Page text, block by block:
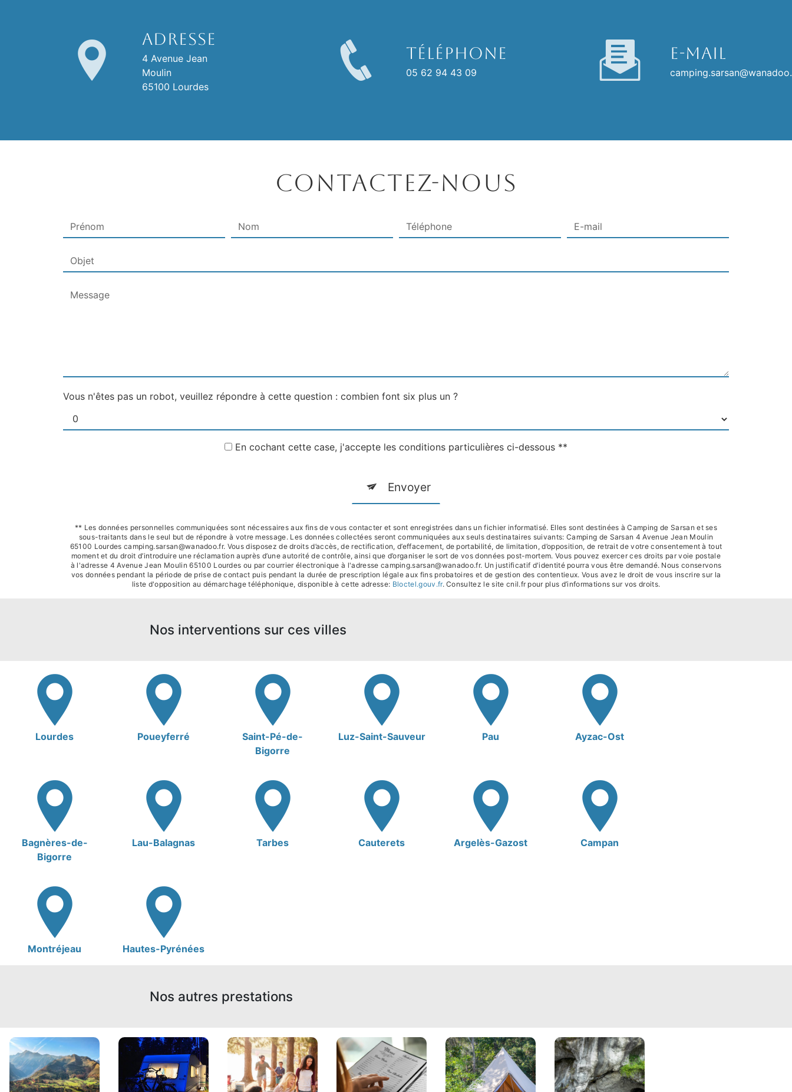
Adresse
4 Avenue Jean
Moulin
65100 Lourdes
Téléphone
05 62 94 43 09
E-mail
Contactez-nous
Vous n'êtes pas un robot, veuillez répondre à cette question : combien font six plus un ?
En cochant cette case, j'accepte les conditions particulières ci-dessous **
Envoyer
** Les données personnelles communiquées sont nécessaires aux fins de vous contacter et sont enregistrées dans un fichier informatisé. Elles sont destinées à Camping de Sarsan et ses
sous-traitants dans le seul but de répondre à votre message. Les données collectées seront communiquées aux seuls destinataires suivants: Camping de Sarsan 4 Avenue Jean Moulin
65100 Lourdes camping.sarsan@wanadoo.fr. Vous disposez de droits d’accès, de rectification, d’effacement, de portabilité, de limitation, d’opposition, de retrait de votre consentement à tout
moment et du droit d’introduire une réclamation auprès d’une autorité de contrôle, ainsi que d’organiser le sort de vos données post-mortem. Vous pouvez exercer ces droits par voie postale
à l'adresse 4 Avenue Jean Moulin 65100 Lourdes ou par courrier électronique à l'adresse camping.sarsan@wanadoo.fr. Un justificatif d'identité pourra vous être demandé. Nous conservons
vos données pendant la période de prise de contact puis pendant la durée de prescription légale aux fins probatoires et de gestion des contentieux. Vous avez le droit de vous inscrire sur la
liste d'opposition au démarchage téléphonique, disponible à cette adresse: Bloctel.gouv.fr. Consultez le site cnil.fr pour plus d’informations sur vos droits.
Nos interventions sur ces villes
Lourdes Poueyferré
Saint-Pé-de-
Bigorre
Luz-Saint-Sauveur Pau Ayzac-Ost
Bagnères-de-
Bigorre
Lau-Balagnas Tarbes Cauterets Argelès-Gazost Campan
Montréjeau Hautes-Pyrénées
Nos autres prestations